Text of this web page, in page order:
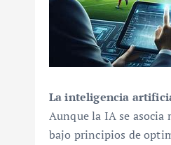
La inteligencia
Aunque la IA se
bajo principios de